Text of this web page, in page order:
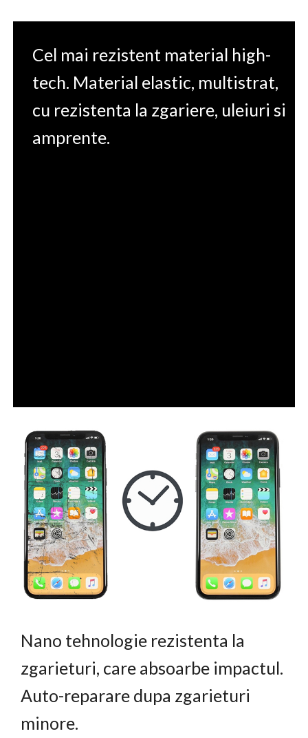
Cel mai rezistent material high-
tech. Material elastic, multistrat,
cu rezistenta la zgariere, uleiuri si
amprente.
Nano tehnologie rezistenta la
zgarieturi, care absoarbe impactul.
Auto-reparare dupa zgarieturi
minore.